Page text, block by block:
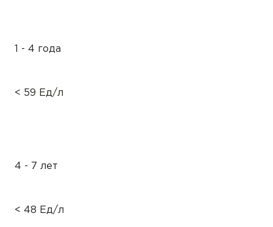
1 - 4 года
< 59 Ед/л
4 - 7 лет
< 48 Ед/л